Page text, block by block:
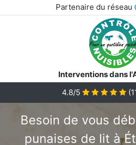
Partenaire du réseau
Interventions dans
4.8/5 (
Besoin de vous
punaises de lit à